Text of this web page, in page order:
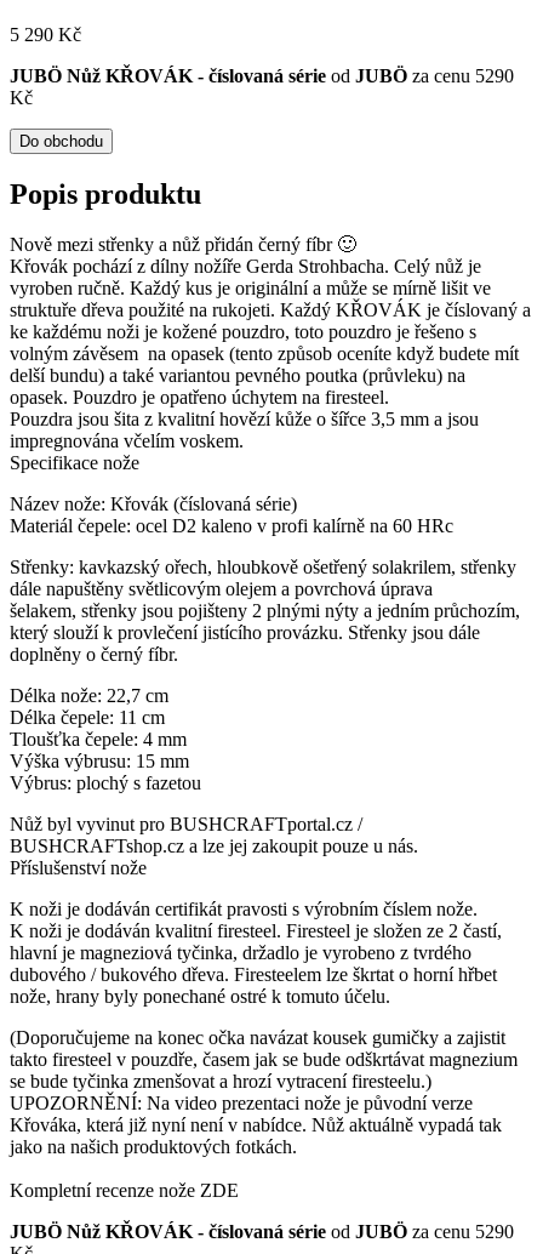
5 290 Kč
JUBÖ Nůž KŘOVÁK - číslovaná série od JUBÖ za cenu 5290
Kč
Do obchodu
Popis produktu
Nově mezi střenky a nůž přidán černý fíbr 🙂
Křovák pochází z dílny nožíře Gerda Strohbacha. Celý nůž je
vyroben ručně. Každý kus je originální a může se mírně lišit ve
struktuře dřeva použité na rukojeti. Každý KŘOVÁK je číslovaný a
ke každému noži je kožené pouzdro, toto pouzdro je řešeno s
volným závěsem na opasek (tento způsob oceníte když budete mít
delší bundu) a také variantou pevného poutka (průvleku) na
opasek. Pouzdro je opatřeno úchytem na firesteel.
Pouzdra jsou šita z kvalitní hovězí kůže o šířce 3,5 mm a jsou
impregnována včelím voskem.
Specifikace nože
Název nože: Křovák (číslovaná série)
Materiál čepele: ocel D2 kaleno v profi kalírně na 60 HRc
Střenky: kavkazský ořech, hloubkově ošetřený solakrilem, střenky
dále napuštěny světlicovým olejem a povrchová úprava
šelakem, střenky jsou pojišteny 2 plnými nýty a jedním průchozím,
který slouží k provlečení jistícího provázku. Střenky jsou dále
doplněny o černý fíbr.
Délka nože: 22,7 cm
Délka čepele: 11 cm
Tloušťka čepele: 4 mm
Výška výbrusu: 15 mm
Výbrus: plochý s fazetou
Nůž byl vyvinut pro BUSHCRAFTportal.cz /
BUSHCRAFTshop.cz a lze jej zakoupit pouze u nás.
Příslušenství nože
K noži je dodáván certifikát pravosti s výrobním číslem nože.
K noži je dodáván kvalitní firesteel. Firesteel je složen ze 2 častí,
hlavní je magneziová tyčinka, držadlo je vyrobeno z tvrdého
dubového / bukového dřeva. Firesteelem lze škrtat o horní hřbet
nože, hrany byly ponechané ostré k tomuto účelu.
(Doporučujeme na konec očka navázat kousek gumičky a zajistit
takto firesteel v pouzdře, časem jak se bude odškrtávat magnezium
se bude tyčinka zmenšovat a hrozí vytracení firesteelu.)
UPOZORNĚNÍ: Na video prezentaci nože je původní verze
Křováka, která již nyní není v nabídce. Nůž aktuálně vypadá tak
jako na našich produktových fotkách.
Kompletní recenze nože ZDE
JUBÖ Nůž KŘOVÁK - číslovaná série od JUBÖ za cenu 5290